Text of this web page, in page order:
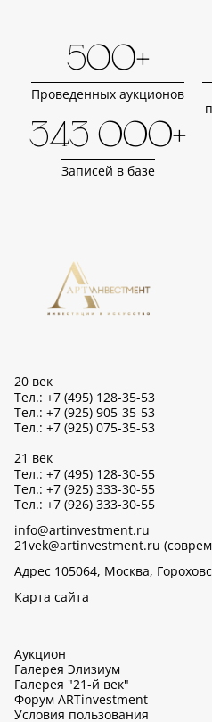
500+
Проведенных аукционов
343 000+
Записей в базе
20 век
Тел.: +7 (495) 128-35-53
Тел.: +7 (925) 905-35-53
Тел.: +7 (925) 075-35-53
21 век
Тел.: +7 (495) 128-30-55
Тел.: +7 (925) 333-30-55
Тел.: +7 (926) 333-30-55
info@artinvestment.ru
21vek@artinvestment.ru
Адрес 105064, Москва,
Карта сайта
Аукцион
Галерея Элизиум
Галерея "21-й век"
Форум ARTinvestment
Условия пользования